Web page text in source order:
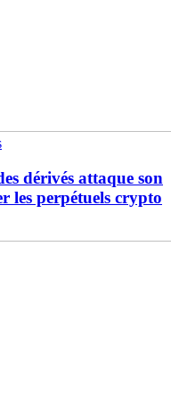
dérivés attaque son
les perpétuels crypto